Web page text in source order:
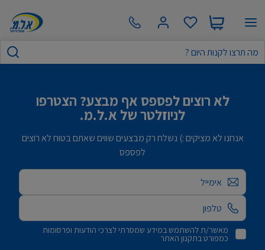
לא רוצים לפספס אף מבצע? הצטרפו
לניוזלטר של א.ל.מ.
אנחנו לא מציקים :) נשלח רק מבצעים שווים שאתם בטוח לא רוצים
לפספס
אימייל
מאשר/ת להשתמש במידע שמסרתי לצרכי הודעות ופרסומות
כמפורט בתקנון האתר